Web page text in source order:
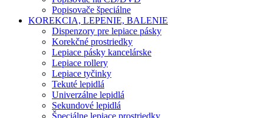
Popisovače špeciálne
KOREKCIA, LEPENIE, BALENIE
Dispenzory pre lepiace pásky
Korekčné prostriedky
Lepiace pásky kancelárske
Lepiace rollery
Lepiace tyčinky
Tekuté lepidlá
Univerzálne lepidlá
Sekundové lepidlá
Špeciálne lepiace prostriedky